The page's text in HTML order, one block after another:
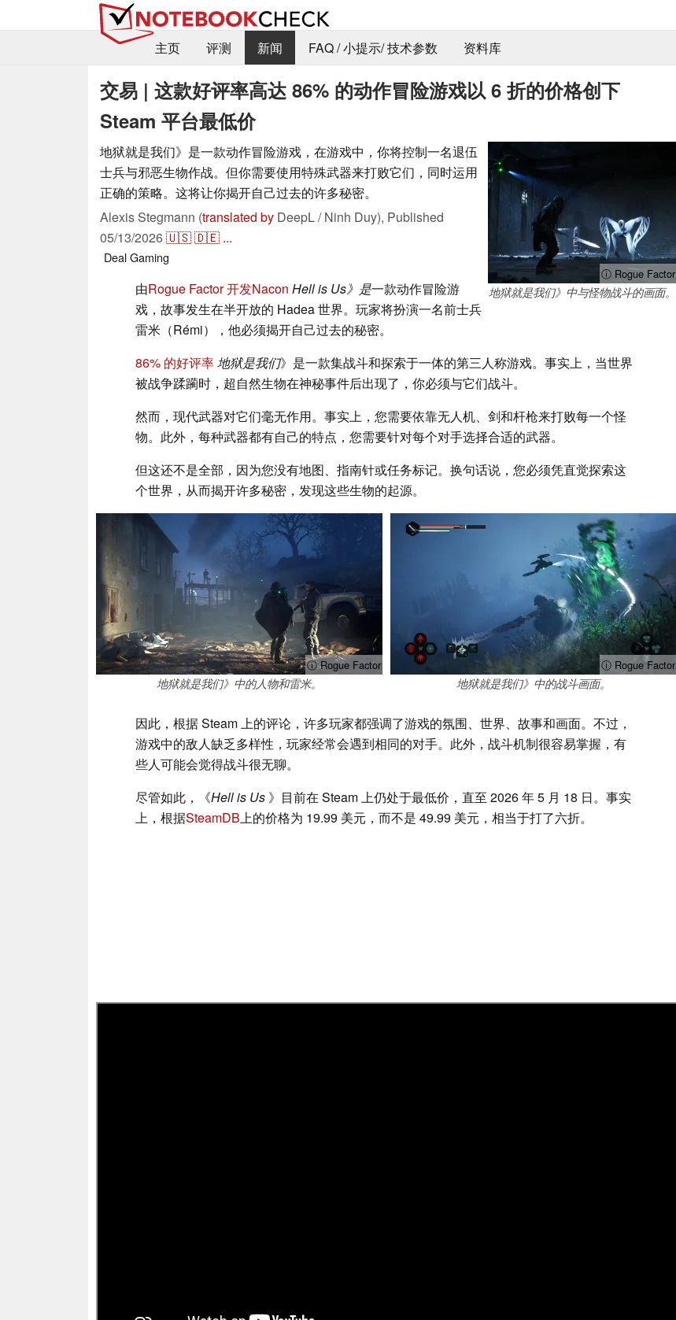
主页
评测 新闻 FAQ / 小提示/ 技术参数 资料库
交易 | 这款好评率高达 86% 的动作冒险游戏以 6 折的价格创下
Steam 平台最低价
ⓘ Rogue Factor
地狱就是我们》中与怪物战斗的画面。
地狱就是我们》是一款动作冒险游戏，在游戏中，你将控制一名退伍
士兵与邪恶生物作战。但你需要使用特殊武器来打败它们，同时运用
正确的策略。这将让你揭开自己过去的许多秘密。
Alexis Stegmann (translated by DeepL / Ninh Duy), Published
05/13/2026🇺🇸🇩🇪 ...
DealGaming
由Rogue Factor 开发Nacon Hell is Us》是一款动作冒险游
戏，故事发生在半开放的 Hadea 世界。玩家将扮演一名前士兵
雷米（Rémi），他必须揭开自己过去的秘密。
86% 的好评率地狱是我们》是一款集战斗和探索于一体的第三人称游戏。事实上，当世界
被战争蹂躏时，超自然生物在神秘事件后出现了，你必须与它们战斗。
然而，现代武器对它们毫无作用。事实上，您需要依靠无人机、剑和杆枪来打败每一个怪
物。此外，每种武器都有自己的特点，您需要针对每个对手选择合适的武器。
但这还不是全部，因为您没有地图、指南针或任务标记。换句话说，您必须凭直觉探索这
个世界，从而揭开许多秘密，发现这些生物的起源。
ⓘ Rogue Factor
地狱就是我们》中的人物和雷米。
ⓘ Rogue Factor
地狱就是我们》中的战斗画面。
因此，根据 Steam 上的评论，许多玩家都强调了游戏的氛围、世界、故事和画面。不过，
游戏中的敌人缺乏多样性，玩家经常会遇到相同的对手。此外，战斗机制很容易掌握，有
些人可能会觉得战斗很无聊。
尽管如此，《Hell is Us 》目前在 Steam 上仍处于最低价，直至 2026 年 5 月 18 日。事实
上，根据SteamDB上的价格为 19.99 美元，而不是 49.99 美元，相当于打了六折。